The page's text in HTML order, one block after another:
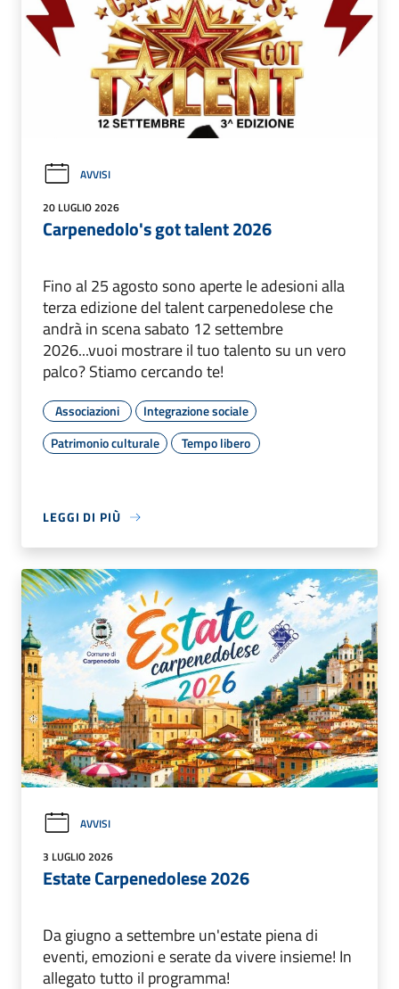
AVVISI
20 LUGLIO 2026
Carpenedolo's got talent 2026
Fino al 25 agosto sono aperte le adesioni alla
terza edizione del talent carpenedolese che
andrà in scena sabato 12 settembre
2026...vuoi mostrare il tuo talento su un vero
palco? Stiamo cercando te!
Associazioni
Integrazione sociale
Patrimonio culturale
Tempo libero
LEGGI DI PIÙ
AVVISI
3 LUGLIO 2026
Estate Carpenedolese 2026
Da giugno a settembre un'estate piena di
eventi, emozioni e serate da vivere insieme! In
allegato tutto il programma!